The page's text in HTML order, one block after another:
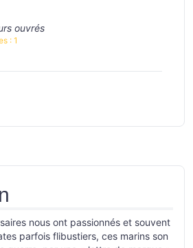
ouvrés
: 1
nous ont passionnés et souvent
parfois flibustiers, ces marins son